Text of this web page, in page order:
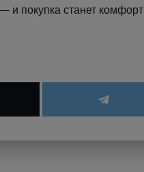
и покупка станет